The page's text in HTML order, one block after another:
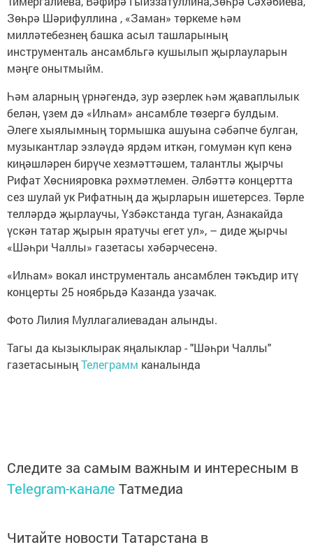
Зөһрә Шәрифуллина , «Заман» төркеме һәм
милләтебезнең башка асыл ташларының
инструменталь ансамбльгә кушылып җырлауларын
мәңге онытмыйм.
Һәм аларның үрнәгендә, зур әзерлек һәм җаваплылык
белән, үзем дә «Илһам» ансамбле төзергә булдым.
Әлеге хыялымның тормышка ашуына сәбәпче булган,
музыкантлар эзләүдә ярдәм иткән, гомумән күп кенә
киңәшләрен бирүче хезмәттәшем, талантлы җырчы
Рифат Хөснияровка рәхмәтлемен. Әлбәттә концертта
сез шулай ук Рифатның да җырларын ишетерсез. Төрле
телләрдә җырлаучы, Үзбәкстанда туган, Азнакайда
үскән татар җырын яратучы егет ул», – диде җырчы
«Шәһри Чаллы» газетасы хәбәрчесенә.
«Илһам» вокал инструменталь ансамблен тәкъдир итү
концерты 25 ноябрьдә Казанда узачак.
Фото Лилия Муллагалиевадан алынды.
Тагы да кызыклырак яңалыклар - "Шәһри Чаллы"
газетасының Телеграмм каналында
Следите за самым важным и интересным в
Telegram-канале Татмедиа
Читайте новости Татарстана в